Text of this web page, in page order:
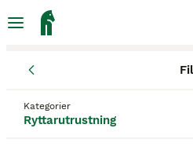
Kategorier
Ryttarutrustning
Säkerhetsvästar till salu